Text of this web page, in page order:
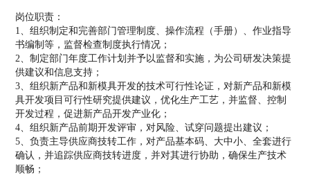
岗位职责：
1、组织制定和完善部门管理制度、操作流程（手册）、作业指导
书编制等，监督检查制度执行情况；
2、制定部门年度工作计划并予以监督和实施，为公司研发决策提
供建议和信息支持；
3、组织新产品和新模具开发的技术可行性论证，对新产品和新模
具开发项目可行性研究提供建议，优化生产工艺，并监督、控制
开发过程，促进新产品开发产业化；
4、组织新产品前期开发评审，对风险、试穿问题提出建议；
5、负责主导供应商技转工作，对产品基本码、大中小、全套进行
确认，并追踪供应商技转进度，并对其进行协助，确保生产技术
顺畅；